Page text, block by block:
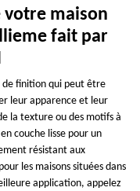
votre maison
fait par
finition qui peut être
leur apparence et leur
la texture ou des motifs à
couche lisse pour un
résistant aux
les maisons situées dans
application, appelez